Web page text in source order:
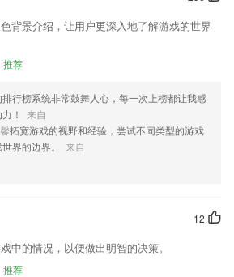
介绍，如果您喜欢这款软件，您可以到应用商
使用经历，以帮助我们更好的对产品进行优化
背景介绍，让用户更深入地了解游戏的世界
推荐
排行榜系统非常鼓舞人心，每一次上榜都让我感
！
来自
拓宽游戏的视野和经验，尝试不同类型的游戏
界的边界。
来自
12
中的情况，以便做出明智的决策。
推荐